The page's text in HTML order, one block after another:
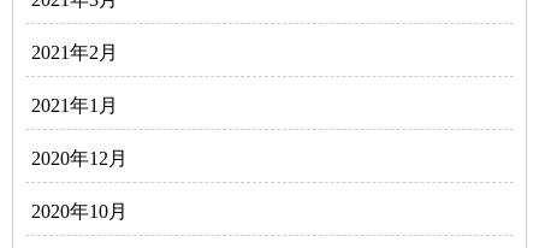
2021年2月
2021年1月
2020年12月
2020年10月